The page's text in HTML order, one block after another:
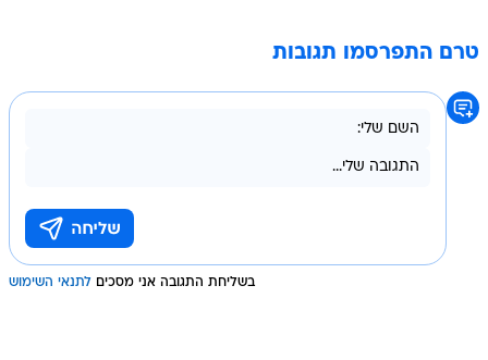
טרם התפרסמו תגובות
בשליחת התגובה אני מסכים לתנאי השימוש